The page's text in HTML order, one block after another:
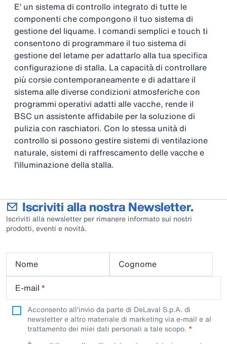
E’ un sistema di controllo integrato di tutte le
componenti che compongono il tuo sistema di
gestione del liquame. I comandi semplici e touch ti
consentono di programmare il tuo sistema di
gestione del letame per adattarlo alla tua specifica
configurazione di stalla. La capacità di controllare
più corsie contemporaneamente e di adattare il
sistema alle diverse condizioni atmosferiche con
programmi operativi adatti alle vacche, rende il
BSC un assistente affidabile per la soluzione di
pulizia con raschiatori. Con lo stessa unità di
controllo si possono gestire sistemi di ventilazione
naturale, sistemi di raffrescamento delle vacche e
l’illuminazione della stalla.
Iscriviti alla nostra Newsletter.
Iscriviti alla newsletter per rimanere informato sui nostri
prodotti, eventi e novità.
Nome
Cognome
E-mail *
Acconsento all'invio da parte di DeLaval S.p.A. di
newsletter e altro materiale di marketing via e-mail e al
trattamento dei miei dati personali a tale scopo.